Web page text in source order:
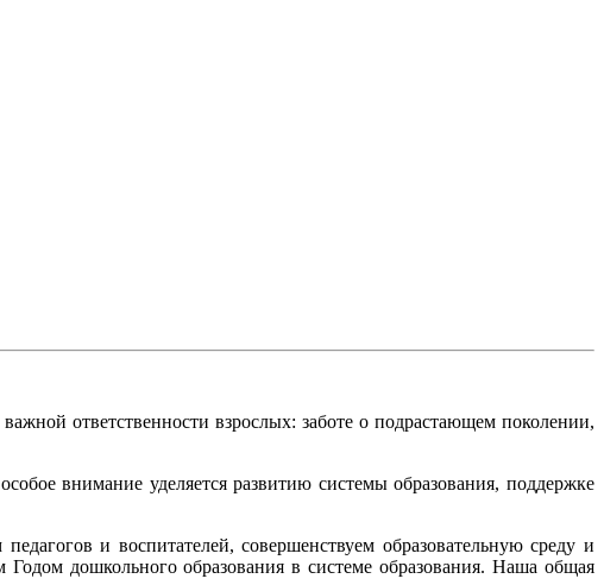
ответственности взрослых: заботе о подрастающем поколении,
внимание уделяется развитию системы образования, поддержке
и воспитателей, совершенствуем образовательную среду и
дошкольного образования в системе образования. Наша общая